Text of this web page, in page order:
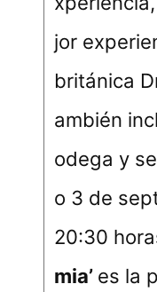
jor
británica
ambién
odega y
o 3 de
20:30
mia’ es la